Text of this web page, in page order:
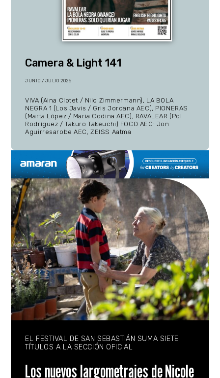
Camera & Light 141
JUNIO / JULIO 2026
VIVA (Aina Clotet / Nilo Zimmermann), LA BOLA
NEGRA 1 (Los Javis / Gris Jordana AEC), PIONERAS
(Marta López / Maria Codina AEC), RAVALEAR (Pol
Rodríguez / Takuro Takeuchi) FOCO AEC: Jon
Aguirresarobe AEC, ZEISS Aatma
EL FESTIVAL DE SAN SEBASTIÁN SUMA SIETE
TÍTULOS A LA SECCIÓN OFICIAL
Los nuevos largometrajes de Nicole